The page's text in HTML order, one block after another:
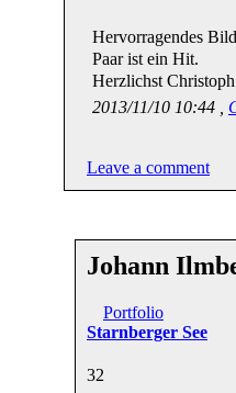
Hervorragendes
Paar ist ein Hit.
Herzlichst Christoph
2013/11/10 10:44 ,
Leave a comment
Johann
Portfolio
Starnberger See
32